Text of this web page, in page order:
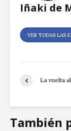
Iñaki de
VER TODAS LAS
La vuelta
También